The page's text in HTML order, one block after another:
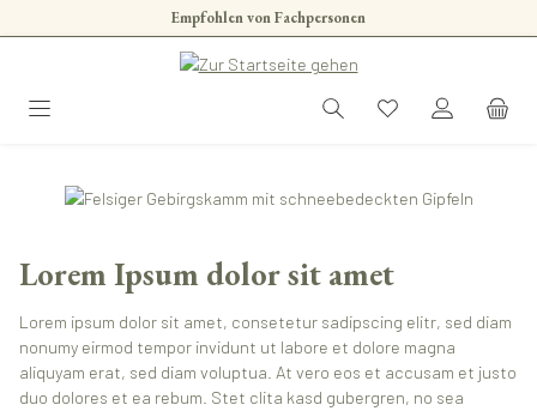
Zum Hauptinhalt springenEmpfohlen von Fachpersonen
Lorem Ipsum dolor sit amet
Lorem ipsum dolor sit amet, consetetur sadipscing elitr, sed diam
nonumy eirmod tempor invidunt ut labore et dolore magna
aliquyam erat, sed diam voluptua. At vero eos et accusam et justo
duo dolores et ea rebum. Stet clita kasd gubergren, no sea